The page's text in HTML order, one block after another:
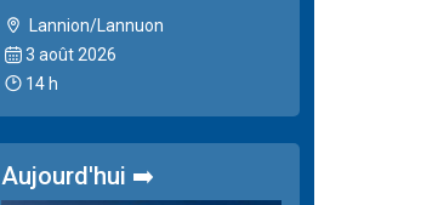
Lannion/Lannuon
3 août 2026
14 h
Aujourd'hui ➡️